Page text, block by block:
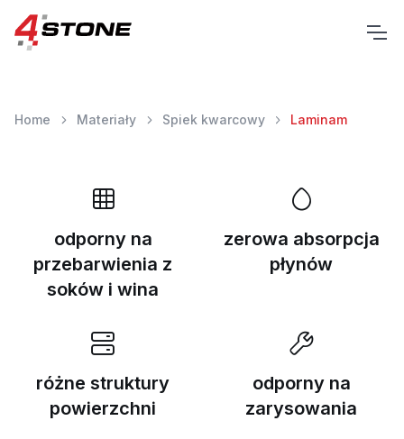
Home Materiały Spiek kwarcowy Laminam
odporny na
przebarwienia z
soków i wina
zerowa absorpcja
płynów
różne struktury
powierzchni
odporny na
zarysowania